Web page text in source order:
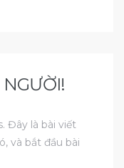
Đây là bài viết
và bắt đầu bài